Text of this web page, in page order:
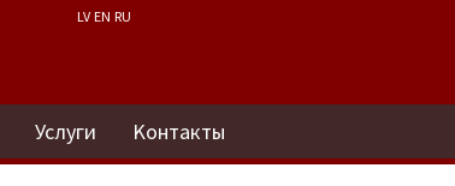
LV EN RU
Услуги Kонтакты